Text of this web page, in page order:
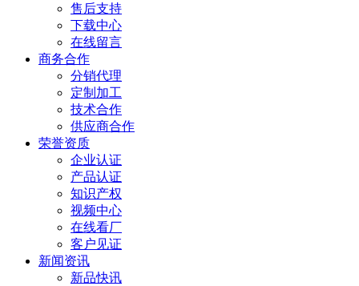
售后支持
下载中心
在线留言
商务合作
分销代理
定制加工
技术合作
供应商合作
荣誉资质
企业认证
产品认证
知识产权
视频中心
在线看厂
客户见证
新闻资讯
新品快讯